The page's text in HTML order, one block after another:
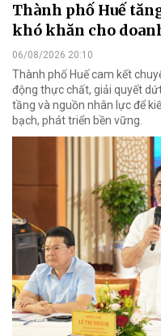
Thành phố Huế
khó khăn cho
06/08/2026 20:10
Thành phố Huế cam kết
động thực chất, giải quyết
tầng và nguồn nhân lực để
bạch, phát triển bền vững.